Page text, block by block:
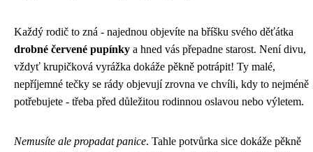
Každý rodič to zná - najednou objevíte na bříšku svého děťátka
drobné červené pupínky a hned vás přepadne starost. Není divu,
vždyť krupičková vyrážka dokáže pěkně potrápit! Ty malé,
nepříjemné tečky se rády objevují zrovna ve chvíli, kdy to nejméně
potřebujete - třeba před důležitou rodinnou oslavou nebo výletem.
Nemusíte ale propadat panice. Tahle potvůrka sice dokáže pěkně